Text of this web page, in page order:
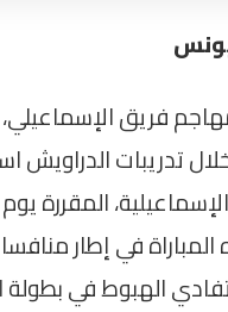
فريق
تدريبات الدراويش
المقررة يوم
في إطار
الهبوط في بطولة